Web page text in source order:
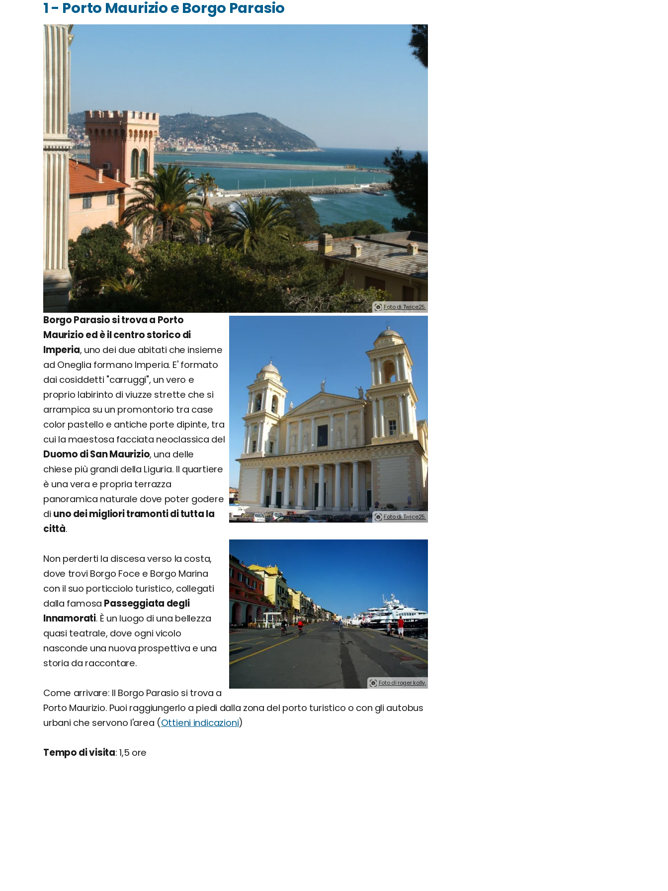
1 - Porto Maurizio e Borgo Parasio
Foto di Twice25.
Foto di Twice25.
Borgo Parasio si trova a Porto
Maurizio ed è il centro storico di
Imperia, uno dei due abitati che insieme
ad Oneglia formano Imperia. E' formato
dai cosiddetti "carruggi", un vero e
proprio labirinto di viuzze strette che si
arrampica su un promontorio tra case
color pastello e antiche porte dipinte, tra
cui la maestosa facciata neoclassica del
Duomo di San Maurizio, una delle
chiese più grandi della Liguria. Il quartiere
è una vera e propria terrazza
panoramica naturale dove poter godere
di uno dei migliori tramonti di tutta la
città.
Foto di roger kolly.
Non perderti la discesa verso la costa,
dove trovi Borgo Foce e Borgo Marina
con il suo porticciolo turistico, collegati
dalla famosa Passeggiata degli
Innamorati. È un luogo di una bellezza
quasi teatrale, dove ogni vicolo
nasconde una nuova prospettiva e una
storia da raccontare.
Come arrivare: Il Borgo Parasio si trova a
Porto Maurizio. Puoi raggiungerlo a piedi dalla zona del porto turistico o con gli autobus
urbani che servono l'area (Ottieni indicazioni)
Tempo di visita: 1,5 ore